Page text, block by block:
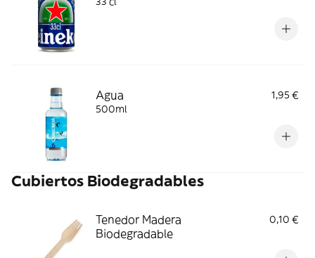
Agua
1,95 €
500ml
Cubiertos Biodegradables
Tenedor Madera
Biodegradable
0,10 €